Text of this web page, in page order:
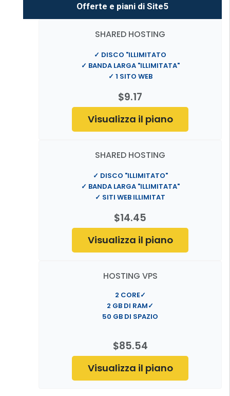
Offerte e piani di Site5
SHARED HOSTING
$9.17
✓ DISCO "ILLIMITATO
✓ BANDA LARGA "ILLIMITATA"
✓ 1 SITO WEB
Visualizza il piano
SHARED HOSTING
$14.45
✓ DISCO "ILLIMITATO"
✓ BANDA LARGA "ILLIMITATA"
✓ SITI WEB ILLIMITAT
Visualizza il piano
HOSTING VPS
$85.54
2 CORE✓
2 GB DI RAM✓
50 GB DI SPAZIO
Visualizza il piano